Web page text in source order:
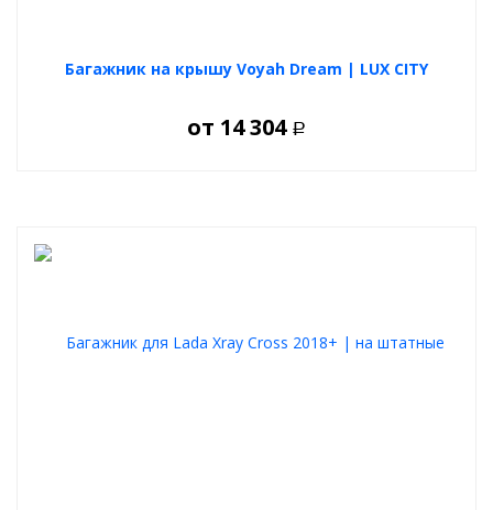
Багажник на крышу Voyah Dream | LUX CITY
от 14 304 Р